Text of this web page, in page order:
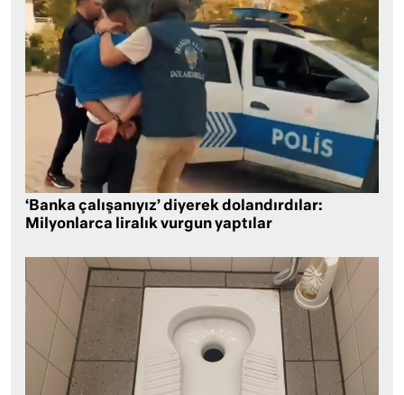
‘Banka çalışanıyız’ diyerek dolandırdılar:
Milyonlarca liralık vurgun yaptılar